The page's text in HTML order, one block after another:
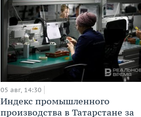
05 авг, 14:30
Индекс промышленного
производства в Татарстане за